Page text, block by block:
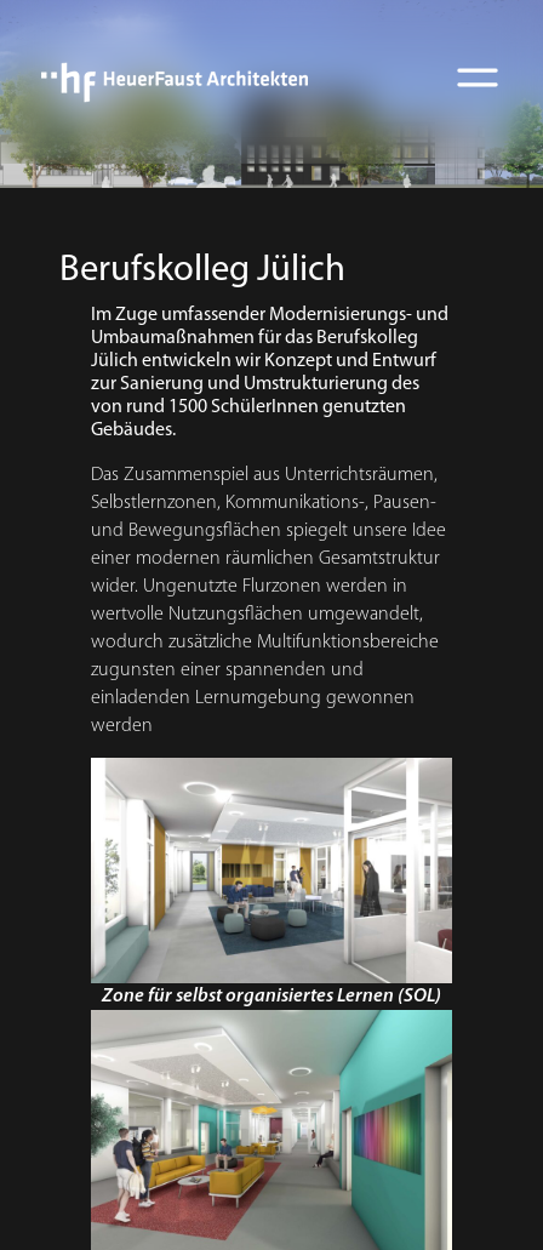
Berufskolleg Jülich
Im Zuge umfassender Modernisierungs- und
Umbaumaßnahmen für das Berufskolleg
Jülich entwickeln wir Konzept und Entwurf
zur Sanierung und Umstrukturierung des
von rund 1500 SchülerInnen genutzten
Gebäudes.
Das Zusammenspiel aus Unterrichtsräumen,
Selbstlernzonen, Kommunikations-, Pausen-
und Bewegungsflächen spiegelt unsere Idee
einer modernen räumlichen Gesamtstruktur
wider. Ungenutzte Flurzonen werden in
wertvolle Nutzungsflächen umgewandelt,
wodurch zusätzliche Multifunktionsbereiche
zugunsten einer spannenden und
einladenden Lernumgebung gewonnen
werden
Zone für selbst organisiertes Lernen (SOL)